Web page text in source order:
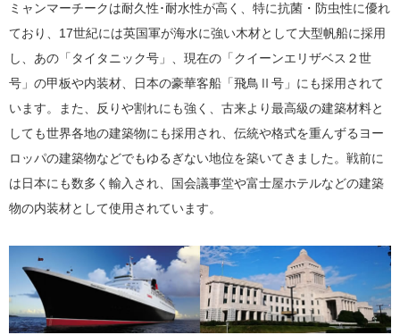
ミャンマーチークは耐久性･耐水性が高く、特に抗菌・防虫性に優れ
ており、17世紀には英国軍が海水に強い木材として大型帆船に採用
し、あの「タイタニック号」、現在の「クイーンエリザベス２世
号」の甲板や内装材、日本の豪華客船「飛鳥Ⅱ号」にも採用されて
います。また、反りや割れにも強く、古来より最高級の建築材料と
しても世界各地の建築物にも採用され、伝統や格式を重んずるヨー
ロッパの建築物などでもゆるぎない地位を築いてきました。戦前に
は日本にも数多く輸入され、国会議事堂や富士屋ホテルなどの建築
物の内装材として使用されています。